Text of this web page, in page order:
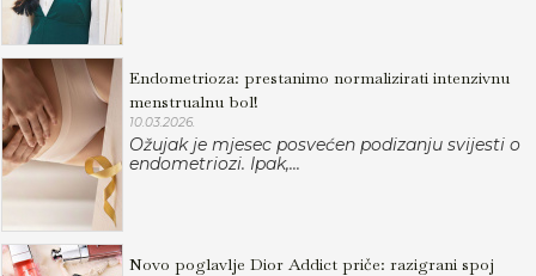
Endometrioza: prestanimo normalizirati intenzivnu
menstrualnu bol!
10.03.2026.
Ožujak je mjesec posvećen podizanju svijesti o
endometriozi. Ipak,...
Novo poglavlje Dior Addict priče: razigrani spoj